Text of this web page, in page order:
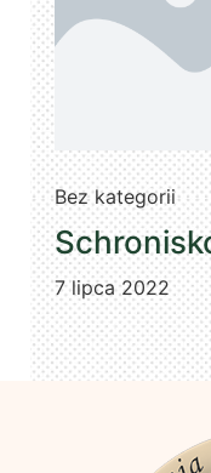
Bez kategorii
7 lipca 2022